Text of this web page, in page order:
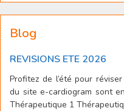
Blog
REVISIONS ETE 2026
Profitez de l’été pour
du site e-cardiogram sont
Thérapeutique 1